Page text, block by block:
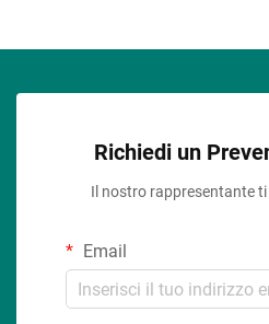
Richiedi un
Il nostro rappresentante
Email